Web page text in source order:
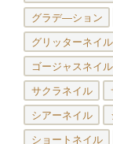
グラデ―ション
グリッターネイル
ゴージャスネイル
サクラネイル
シアーネイル
ショートネイル